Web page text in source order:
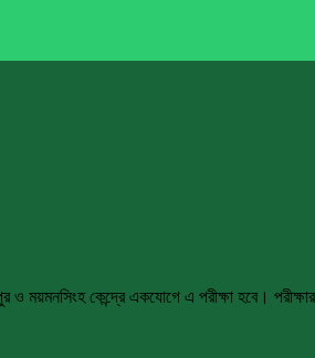
ও ময়মনসিংহ কেন্দ্রে একযোগে এ পরীক্ষা হবে।